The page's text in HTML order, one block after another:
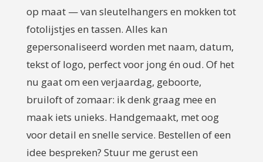
op maat — van sleutelhangers en mokken tot
fotolijstjes en tassen. Alles kan
gepersonaliseerd worden met naam, datum,
tekst of logo, perfect voor jong én oud. Of het
nu gaat om een verjaardag, geboorte,
bruiloft of zomaar: ik denk graag mee en
maak iets unieks. Handgemaakt, met oog
voor detail en snelle service. Bestellen of een
idee bespreken? Stuur me gerust een